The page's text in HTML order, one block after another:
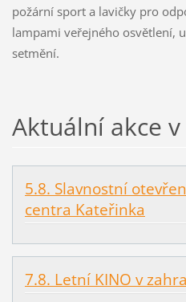
požární sport a lavičky pro
lampami veřejného osvětlení,
setmění.
Aktuální akce
5.8. Slavnostní
centra Kateřinka
7.8. Letní KINO v